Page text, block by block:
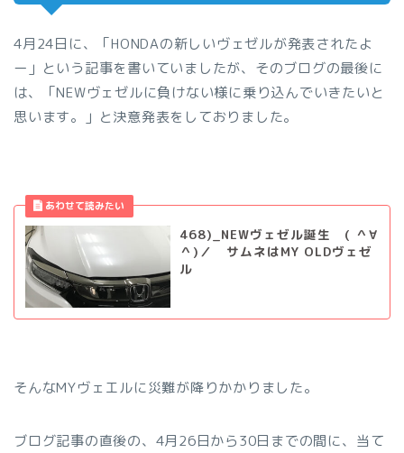
4月24日に、「HONDAの新しいヴェゼルが発表されたよ
ー」という記事を書いていましたが、そのブログの最後に
は、「NEWヴェゼルに負けない様に乗り込んでいきたいと
思います。」と決意発表をしておりました。
468)_NEWヴェゼル誕生 ( ＾∀
＾)／ サムネはMY OLDヴェゼ
ル
そんなMYヴェエルに災難が降りかかりました。
ブログ記事の直後の、4月26日から30日までの間に、当て